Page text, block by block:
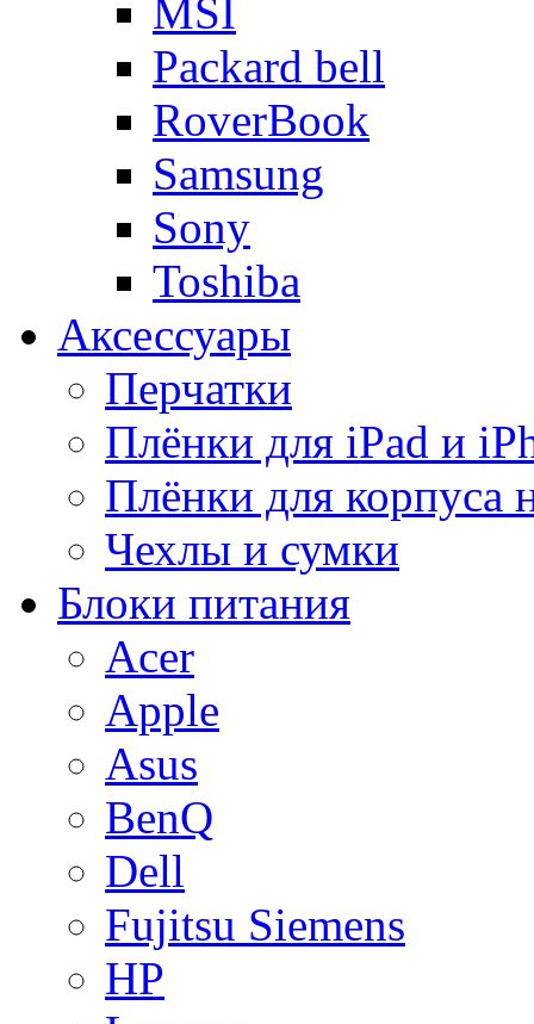
MSI
Packard bell
RoverBook
Samsung
Sony
Toshiba
Аксессуары
Перчатки
Плёнки для iPad и
Плёнки для корпуса
Чехлы и сумки
Блоки питания
Acer
Apple
Asus
BenQ
Dell
Fujitsu Siemens
HP